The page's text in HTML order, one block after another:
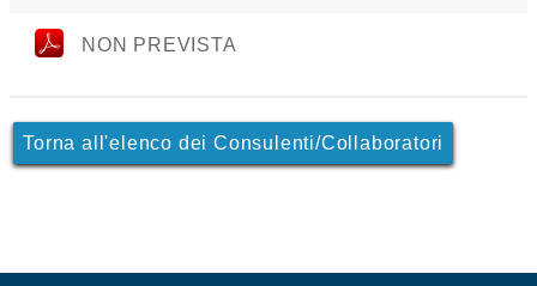
NON PREVISTA
Torna all'elenco dei Consulenti/Collaboratori